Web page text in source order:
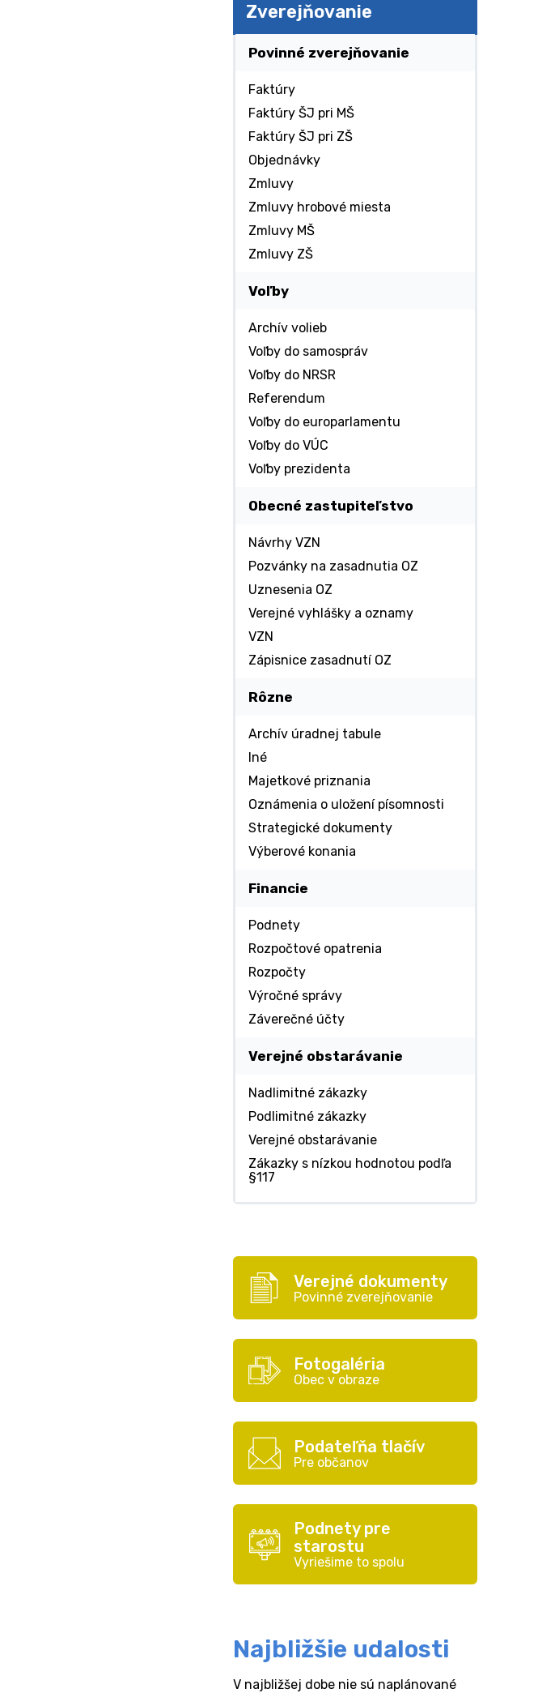
Zverejňovanie
Povinné zverejňovanie
Faktúry
Faktúry ŠJ pri MŠ
Faktúry ŠJ pri ZŠ
Objednávky
Zmluvy
Zmluvy hrobové miesta
Zmluvy MŠ
Zmluvy ZŠ
Voľby
Archív volieb
Voľby do samospráv
Voľby do NRSR
Referendum
Voľby do europarlamentu
Voľby do VÚC
Voľby prezidenta
Obecné zastupiteľstvo
Návrhy VZN
Pozvánky na zasadnutia OZ
Uznesenia OZ
Verejné vyhlášky a oznamy
VZN
Zápisnice zasadnutí OZ
Rôzne
Archív úradnej tabule
Iné
Majetkové priznania
Oznámenia o uložení písomnosti
Strategické dokumenty
Výberové konania
Financie
Podnety
Rozpočtové opatrenia
Rozpočty
Výročné správy
Záverečné účty
Verejné obstarávanie
Nadlimitné zákazky
Podlimitné zákazky
Verejné obstarávanie
Zákazky s nízkou hodnotou podľa
§117
Verejné dokumenty
Povinné zverejňovanie
Fotogaléria
Obec v obraze
Podateľňa tlačív
Pre občanov
Podnety pre
starostu
Vyriešime to spolu
Najbližšie udalosti
V najbližšej dobe nie sú naplánované